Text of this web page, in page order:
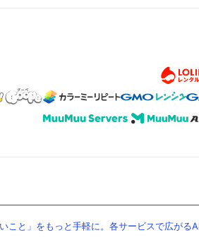
こと」をもっと手軽に。各サービスで広がる